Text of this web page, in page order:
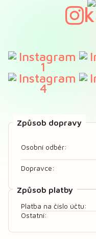
Způsob dopravy
Osobní odběr:
Dopravce:
Způsob platby
Platba na číslo účtu:
Ostatní: